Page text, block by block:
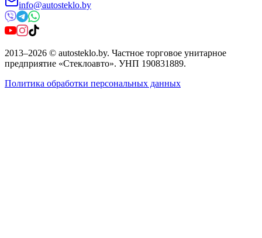
info@autosteklo.by
2013–2026 © autosteklo.by. Частное торговое унитарное
предприятие «Стеклоавто». УНП 190831889.
Политика обработки персональных данных